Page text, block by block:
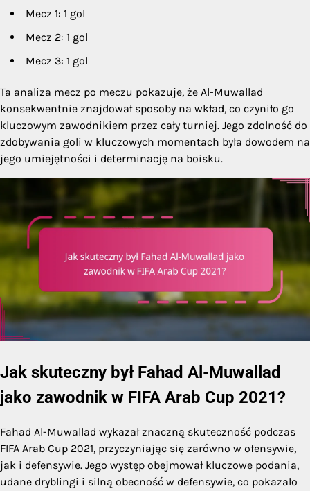
Mecz 1: 1 gol
Mecz 2: 1 gol
Mecz 3: 1 gol
Ta analiza mecz po meczu pokazuje, że Al-Muwallad
konsekwentnie znajdował sposoby na wkład, co czyniło go
kluczowym zawodnikiem przez cały turniej. Jego zdolność do
zdobywania goli w kluczowych momentach była dowodem na
jego umiejętności i determinację na boisku.
Jak skuteczny był Fahad Al-Muwallad
jako zawodnik w FIFA Arab Cup 2021?
Fahad Al-Muwallad wykazał znaczną skuteczność podczas
FIFA Arab Cup 2021, przyczyniając się zarówno w ofensywie,
jak i defensywie. Jego występ obejmował kluczowe podania,
udane dryblingi i silną obecność w defensywie, co pokazało